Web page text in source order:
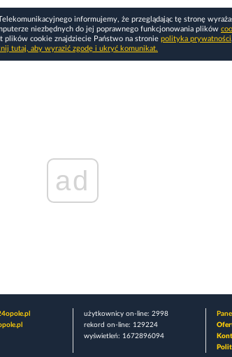
informujemy, że przeglądając tę stronę
niezbędnych do jej poprawnego funkcjonowania plików
plików cookie znajdziecie Państwo na stronie polityka prywatności
tutaj, aby wyrazić zgodę i ukryć komunikat.
ad
użytkownicy on-line: 2998
rekord on-line: 129224
wyświetleń: 1672896094